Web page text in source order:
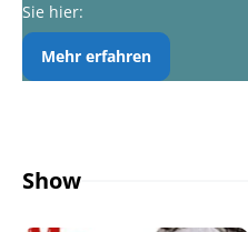
Sie hier:
Mehr erfahren
Show